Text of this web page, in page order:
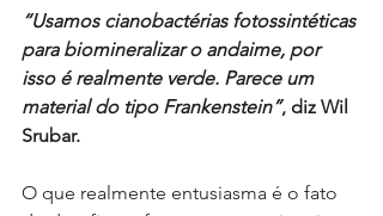
“Usamos cianobactérias fotossintéticas
para biomineralizar o andaime, por
isso é realmente verde. Parece um
material do tipo Frankenstein”, diz Wil
Srubar.
O que realmente entusiasma é o fato